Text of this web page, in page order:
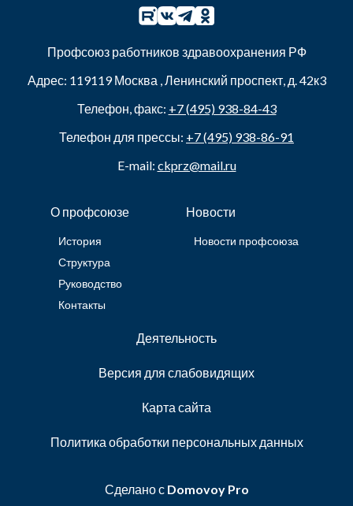
Профсоюз работников здравоохранения РФ
Адрес: 119119Москва ,Ленинский проспект, д. 42к3
Телефон, факс: +7 (495) 938-84-43
Телефон для прессы: +7 (495) 938-86-91
E-mail: ckprz@mail.ru
О профсоюзе
История
Структура
Руководство
Контакты
Новости
Новости профсоюза
Деятельность
Версия для слабовидящих
Карта сайта
Политика обработки персональных данных
Сделано с Domovoy Pro